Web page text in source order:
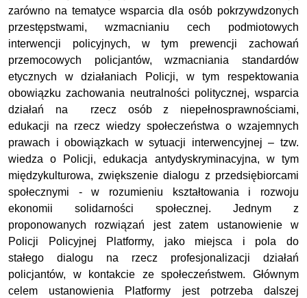
zarówno na tematyce wsparcia dla osób pokrzywdzonych
przestępstwami, wzmacnianiu cech podmiotowych
interwencji policyjnych, w tym prewencji zachowań
przemocowych policjantów, wzmacniania standardów
etycznych w działaniach Policji, w tym respektowania
obowiązku zachowania neutralności politycznej, wsparcia
działań na rzecz osób z niepełnosprawnościami,
edukacji na rzecz wiedzy społeczeństwa o wzajemnych
prawach i obowiązkach w sytuacji interwencyjnej – tzw.
wiedza o Policji, edukacja antydyskryminacyjna, w tym
międzykulturowa, zwiększenie dialogu z przedsiębiorcami
społecznymi - w rozumieniu kształtowania i rozwoju
ekonomii solidarności społecznej. Jednym z
proponowanych rozwiązań jest zatem ustanowienie w
Policji Policyjnej Platformy, jako miejsca i pola do
stałego dialogu na rzecz profesjonalizacji działań
policjantów, w kontakcie ze społeczeństwem. Głównym
celem ustanowienia Platformy jest potrzeba dalszej